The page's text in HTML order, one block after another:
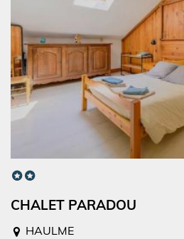
CHALET PARADOU
HAULME